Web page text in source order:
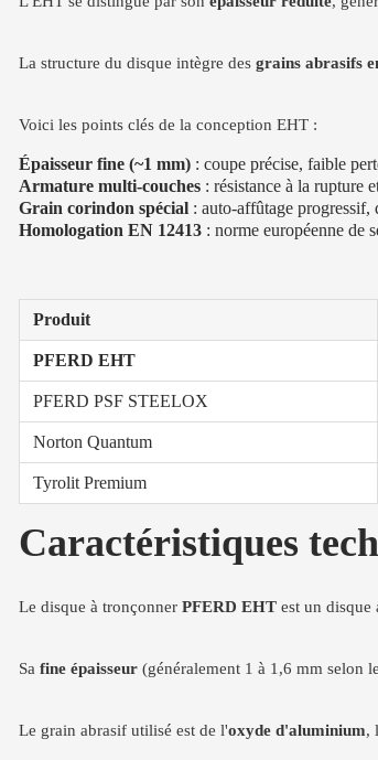
La structure du disque intègre des grains abrasifs
Voici les points clés de la conception EHT :
Épaisseur fine (~1 mm) : coupe précise, faible
Armature multi-couches : résistance à la rupture
Grain corindon spécial : auto-affûtage progressif,
Homologation EN 12413 : norme européenne de
Produit
PFERD EHT
PFERD PSF STEELOX
Norton Quantum
Tyrolit Premium
Caractéristiques
Le disque à tronçonner PFERD EHT est un disque
Sa fine épaisseur (généralement 1 à 1,6 mm selon
Le grain abrasif utilisé est de l'oxyde d'aluminium,